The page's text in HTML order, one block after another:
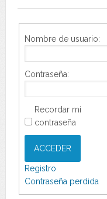
Nombre de usuario:
Contraseña:
Recordar mi
contraseña
ACCEDER
Registro
Contraseña perdida